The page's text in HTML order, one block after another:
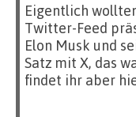
Eigentlich
Twitter-Feed
Elon Musk und
Satz mit X, das
findet ihr aber